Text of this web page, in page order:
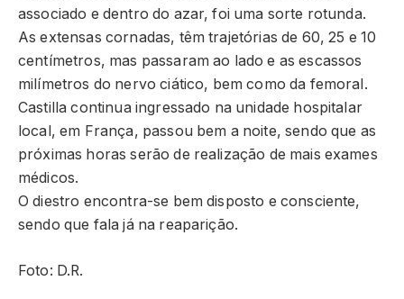
associado e dentro do azar, foi uma sorte rotunda.
As extensas cornadas, têm trajetórias de 60, 25 e 10
centímetros, mas passaram ao lado e as escassos
milímetros do nervo ciático, bem como da femoral.
Castilla continua ingressado na unidade hospitalar
local, em França, passou bem a noite, sendo que as
próximas horas serão de realização de mais exames
médicos.
O diestro encontra-se bem disposto e consciente,
sendo que fala já na reaparição.
Foto: D.R.